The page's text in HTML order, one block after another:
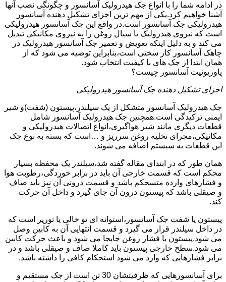
در ادامه شما را با انواع جک هیدرولیک آسانسور و چگونگی نصب آنها
آشنا خواهیم کرد.یکی از مهم ترین اجزای تشکیل دهنده آسانسور
هیدرولیکی جک آسانسور است.در واقع این جک آسانسور هیدرولیکی
است که نیروی هیدرولیک یا سیال روغن را به نیروی مکانیکی تبدیل
می کند و به دلیل اینکه تعویض و تعمیر جک آسانسور هیدرولیک در
چاهک آسانسور کار سختی است،بنابراین توصیه می شود که از
همان ابتدا از جک های با کیفیت انتخاب شود.
پاوریونیت آسانسور چیست؟
اجزای تشکیل دهنده جک آسانسور هیدرولیکی
جک هیدرولیک آسانسور متشکل از یک سیلندر،پیستون (شفت)و شیر
ایمنی ترکیدگی است.همچنین جک هیدرولیک آسانسور شامل
قطعات دیگری مانند شیر هواگیری،انواع اتصالات هیدرولیکی و
مکانیکی،مجرای تخلیه روغن سرریز و …است که بسته به نوع جک
این قطعات به سیستم اضافه می شوند.
همان طور که در ابتدای مقاله گفته شد،سیلندر یک محفظه بسیار
محکم است که قسمت خارجی آن باید در برابر خوردگی،رطوبت هوا
و فشارهای وارده متسحکم باشد و قسمت درونی آن نیز باید صاف
و صیقلی باشد که پیستون درون آن جای گیرد و داخل آن حرکت
کند.
پیستون یا شفت جک آسانسور،استوانه ای تو خالی یا تورپر است که
در داخل سیلندر قرار می گیرد و قسمت انتهایی آن به کابین وصل
می شود.پیستون با فشار روغن جابجا می شود و باعث حرکت کابین
می شود.سطح خارجی پیستون باید کاملا صاف و صیقلی باشد و در
برابر فشارهایی که وارد می شود استحکام کافی را داشته باشد.
برای آسانسورهایی که ظرفیتشان 30 تن است از جک مستقیم و